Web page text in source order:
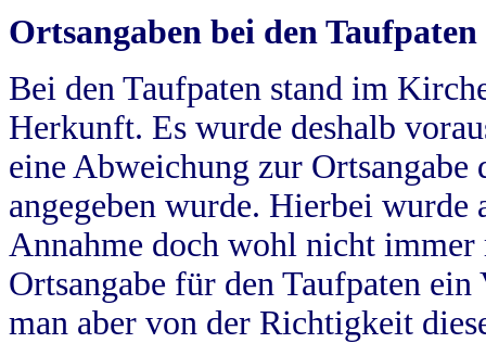
Ortsangaben bei den Taufpaten
Bei den Taufpaten stand im
Herkunft. Es wurde deshalb
eine Abweichung zur
angegeben wurde. Hierbei wurde
Annahme doch wohl nicht
Ortsangabe für den Taufpaten
man aber von der Richtigkeit